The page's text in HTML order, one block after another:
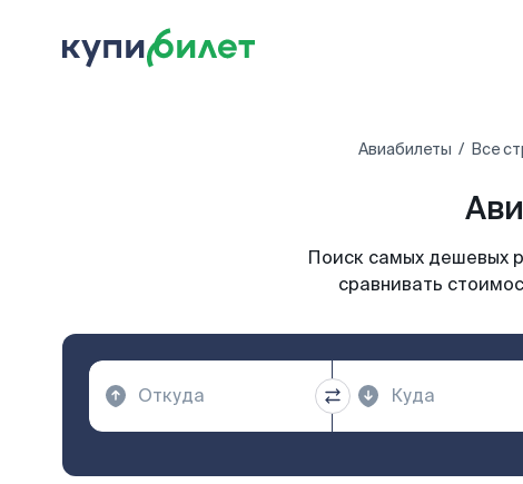
Авиабилеты Все
Поиск самых дешевых
сравнивать